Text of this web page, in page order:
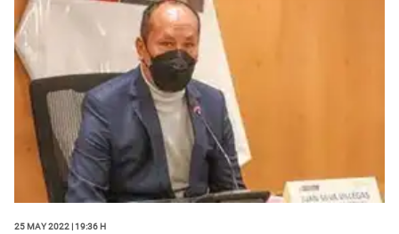
25 May 2022 | 19:36 h